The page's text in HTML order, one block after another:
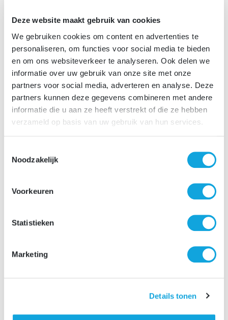
Deze website maakt gebruik van cookies
We gebruiken cookies om content en advertenties te
personaliseren, om functies voor social media te bieden
en om ons websiteverkeer te analyseren. Ook delen we
informatie over uw gebruik van onze site met onze
partners voor social media, adverteren en analyse. Deze
partners kunnen deze gegevens combineren met andere
informatie die u aan ze heeft verstrekt of die ze hebben
verzameld op basis van uw gebruik van hun services.
Noodzakelijk
Voorkeuren
Statistieken
Marketing
Details tonen
Deel deze vacature: RedditSnapchat
SOLLICITATIE procedure
Solliciteer direct via de sollicitatiebutton, binnen enkele
minuten zal je een automatische sollicitatiebevestiging